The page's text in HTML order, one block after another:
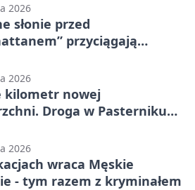
2026
słonie przed
przyciągają
2026
kilometr nowej
Droga w Pasterniku
2026
wraca Męskie
- tym razem z kryminałem